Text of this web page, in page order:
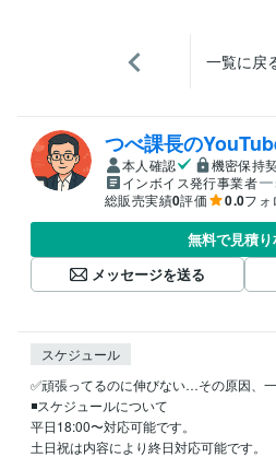
一覧に戻
つべ課長の
本人確認
機密保持
インボイス発行事業者
総販売実績0評価 0.0フォ
無料で見積
メッセージを送る
スケジュール
✅頑張ってるのに伸びない…その原因、一
◾️スケジュールについて
平日18:00〜対応可能です。
土日祝は内容により終日対応可能です。